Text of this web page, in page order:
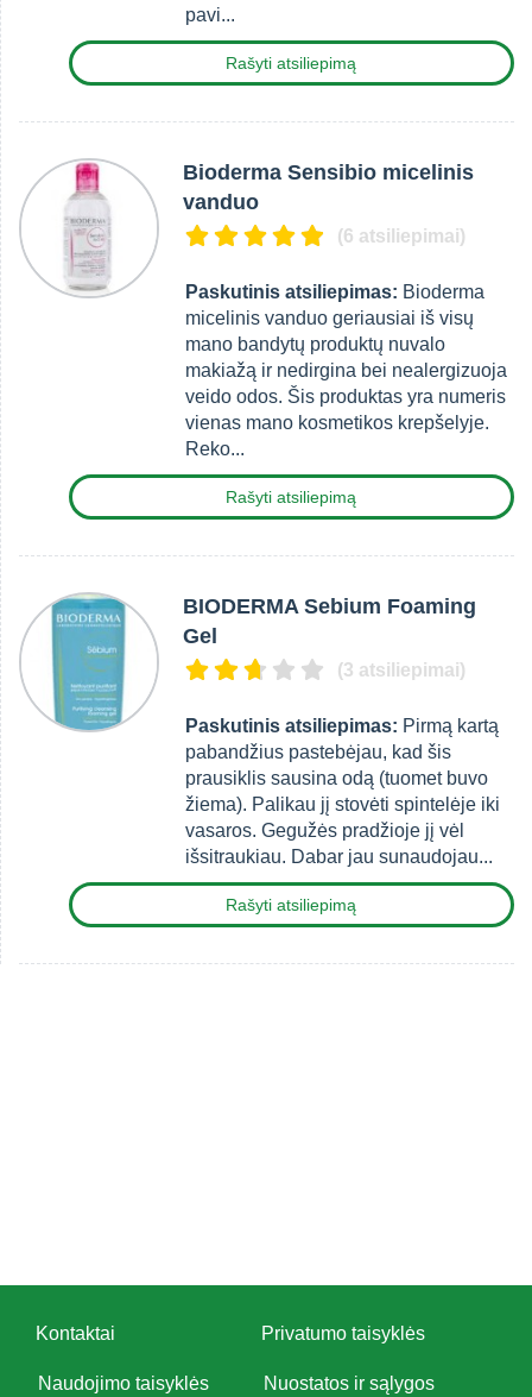
pavi...
Rašyti atsiliepimą
Bioderma Sensibio micelinis
vanduo
(6 atsiliepimai)
Paskutinis atsiliepimas: Bioderma
micelinis vanduo geriausiai iš visų
mano bandytų produktų nuvalo
makiažą ir nedirgina bei nealergizuoja
veido odos. Šis produktas yra numeris
vienas mano kosmetikos krepšelyje.
Reko...
Rašyti atsiliepimą
BIODERMA Sebium Foaming
Gel
(3 atsiliepimai)
Paskutinis atsiliepimas: Pirmą kartą
pabandžius pastebėjau, kad šis
prausiklis sausina odą (tuomet buvo
žiema). Palikau jį stovėti spintelėje iki
vasaros. Gegužės pradžioje jį vėl
išsitraukiau. Dabar jau sunaudojau...
Rašyti atsiliepimą
Kontaktai Privatumo taisyklės
Naudojimo taisyklės Nuostatos ir sąlygos